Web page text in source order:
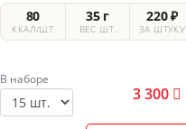
80
ККАЛ/ШТ
35 г
ВЕС ШТ.
220 ₽
ЗА ШТУКУ
В наборе
3 300